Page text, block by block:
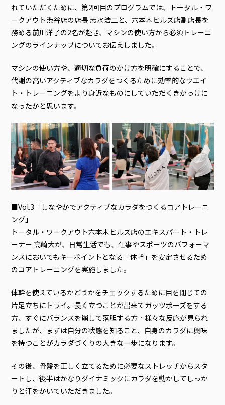
れていただくために、第2回目のプログラムでは、トータル・ワ
ークアウト渋谷店の店長 志水浩二と、六本木ヒルズ店副店長を
務める前川洋子の2名が赴き、マシンの使い方から必須トレーニ
ングのラインナップについてお伝えしました。
マシンの使い方や、適切な負荷のかけ方を明確にすることで、
代謝の高いアクティブなカラダをつくるために効率的なウエイ
ト・トレーニングをより身近なものにしていただくきかっけに
なったかと思います。
■Vol.3「しなやかでアクティブなカラダをつくるコアトレーニ
ング」
トータル・ワークアウト六本木ヒルズ店のエキスパート・トレ
ーナー 高崎大が、日常生活でも、仕事やスポーツのパフォーマ
ンスにおいてもキーポイントとなる「体幹」を安定させるため
のコアトレーニングを実施しました。
体幹を使えているかどうかをチェックするために目を閉じての
片足立ちにトライ。長く立つことが出来てガッツポーズをする
方、すぐにバランスを崩して落胆する方…様々な反応が見られ
ましたが、まずは自分の状態を知ること、自身のカラダに興味
を持つことがカラダづくりの大きな一歩になります。
その後、骨盤を正しく立てるために必要なストレッチからスタ
ートし、後半はかなりダイナミックにカラダを動かしてしっか
りと汗をかいていただきました。